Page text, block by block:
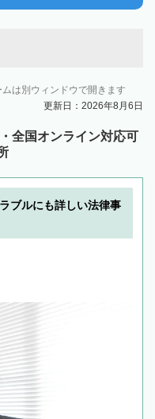
は別ウィンドウで開きます
更新日：2026年8月6日
全国オンライン対応可
ブルにも詳しい法律事